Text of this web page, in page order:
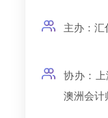
主办：
协办：上
澳洲会计